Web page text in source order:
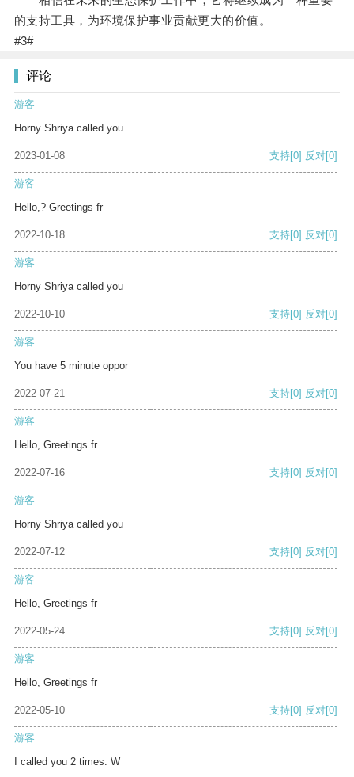
的支持工具，为环境保护事业贡献更大的价值。
#3#
评论
游客
Horny Shriya called you
2023-01-08 支持[0] 反对[0]
游客
Hello,? Greetings fr
2022-10-18 支持[0] 反对[0]
游客
Horny Shriya called you
2022-10-10 支持[0] 反对[0]
游客
You have 5 minute oppor
2022-07-21 支持[0] 反对[0]
游客
Hello, Greetings fr
2022-07-16 支持[0] 反对[0]
游客
Horny Shriya called you
2022-07-12 支持[0] 反对[0]
游客
Hello, Greetings fr
2022-05-24 支持[0] 反对[0]
游客
Hello, Greetings fr
2022-05-10 支持[0] 反对[0]
游客
I called you 2 times. W